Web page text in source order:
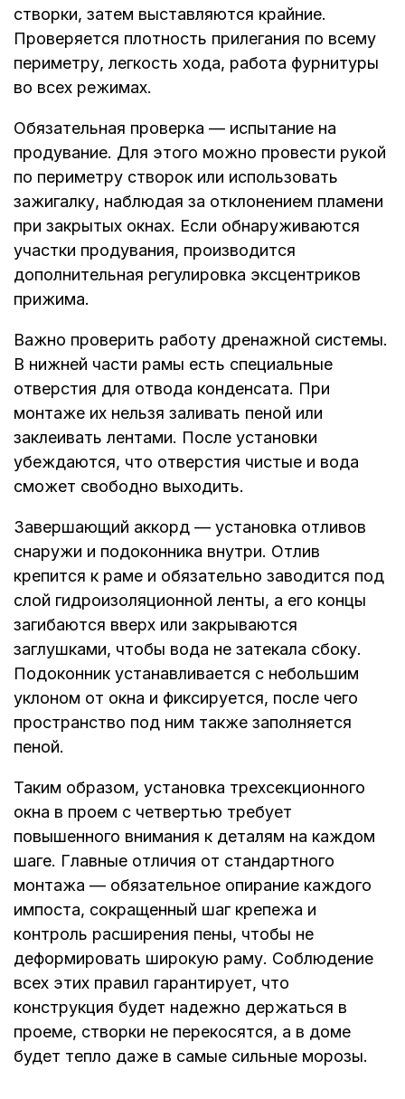
створки, затем выставляются крайние.
Проверяется плотность прилегания по всему
периметру, легкость хода, работа фурнитуры
во всех режимах.
Обязательная проверка — испытание на
продувание. Для этого можно провести рукой
по периметру створок или использовать
зажигалку, наблюдая за отклонением пламени
при закрытых окнах. Если обнаруживаются
участки продувания, производится
дополнительная регулировка эксцентриков
прижима.
Важно проверить работу дренажной системы.
В нижней части рамы есть специальные
отверстия для отвода конденсата. При
монтаже их нельзя заливать пеной или
заклеивать лентами. После установки
убеждаются, что отверстия чистые и вода
сможет свободно выходить.
Завершающий аккорд — установка отливов
снаружи и подоконника внутри. Отлив
крепится к раме и обязательно заводится под
слой гидроизоляционной ленты, а его концы
загибаются вверх или закрываются
заглушками, чтобы вода не затекала сбоку.
Подоконник устанавливается с небольшим
уклоном от окна и фиксируется, после чего
пространство под ним также заполняется
пеной.
Таким образом, установка трехсекционного
окна в проем с четвертью требует
повышенного внимания к деталям на каждом
шаге. Главные отличия от стандартного
монтажа — обязательное опирание каждого
импоста, сокращенный шаг крепежа и
контроль расширения пены, чтобы не
деформировать широкую раму. Соблюдение
всех этих правил гарантирует, что
конструкция будет надежно держаться в
проеме, створки не перекосятся, а в доме
будет тепло даже в самые сильные морозы.